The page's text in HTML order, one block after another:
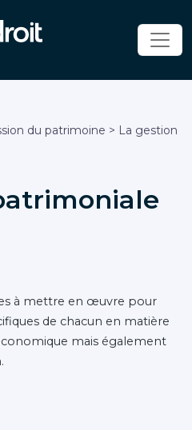
du patrimoine > La gestion
à mettre en œuvre pour
de chacun en matière
mais également